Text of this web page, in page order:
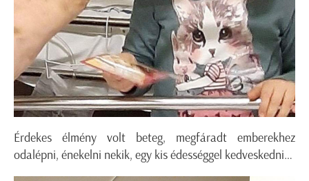
Érdekes élmény volt beteg, megfáradt emberekhez
odalépni, énekelni nekik, egy kis édességgel kedveskedni…